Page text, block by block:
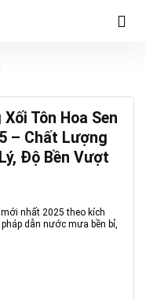
Tôn Hoa Sen
– Chất Lượng
Độ Bền Vượt
nhất 2025 theo kích
dẫn nước mưa bền bỉ,